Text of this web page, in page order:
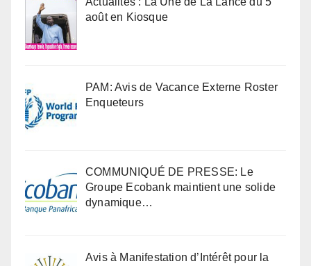
août en Kiosque
PAM: Avis de Vacance Externe Roster
Enqueteurs
COMMUNIQUÉ DE PRESSE: Le
Groupe Ecobank maintient une solide
dynamique…
Avis à Manifestation d’Intérêt pour la